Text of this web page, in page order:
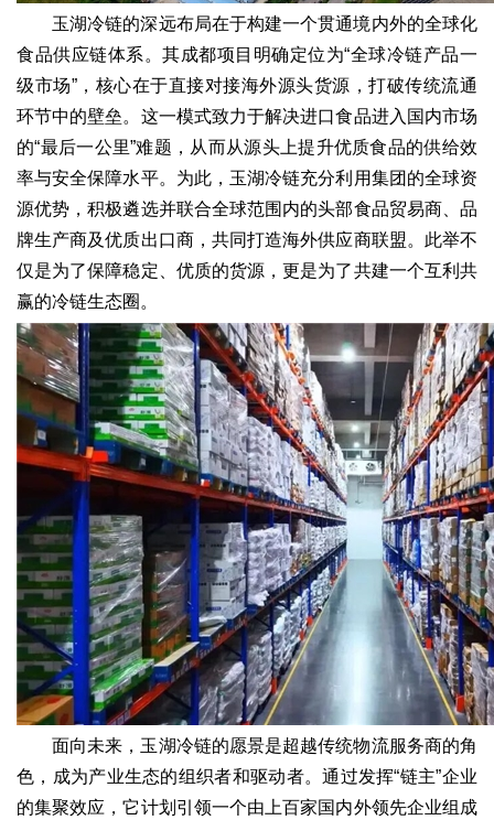
玉湖冷链的深远布局在于构建一个贯通境内外的全球化
食品供应链体系。其成都项目明确定位为“全球冷链产品一
级市场”，核心在于直接对接海外源头货源，打破传统流通
环节中的壁垒。这一模式致力于解决进口食品进入国内市场
的“最后一公里”难题，从而从源头上提升优质食品的供给效
率与安全保障水平。为此，玉湖冷链充分利用集团的全球资
源优势，积极遴选并联合全球范围内的头部食品贸易商、品
牌生产商及优质出口商，共同打造海外供应商联盟。此举不
仅是为了保障稳定、优质的货源，更是为了共建一个互利共
赢的冷链生态圈。
面向未来，玉湖冷链的愿景是超越传统物流服务商的角
色，成为产业生态的组织者和驱动者。通过发挥“链主”企业
的集聚效应，它计划引领一个由上百家国内外领先企业组成